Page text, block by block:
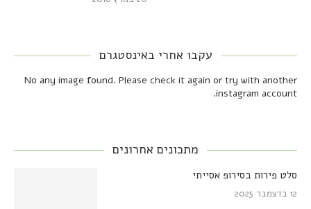
עקבו אחרי באינסטגרם
No any image found. Please check it again or try with another
instagram account.
מתכונים אחרונים
סלט פירות בסירופ אסייתי
12 בדצמבר 2025